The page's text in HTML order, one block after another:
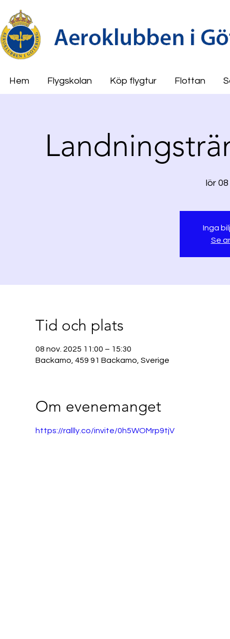
Hem Flygskolan Köp flygtur Flottan
lör
Inga
Se
Tid och plats
08 nov. 2025 11:00 – 15:30
Backamo, 459 91 Backamo, Sverige
Om evenemanget
https://rallly.co/invite/0h5WOMrp9tjV